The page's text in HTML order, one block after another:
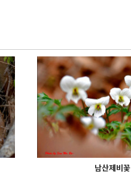
남산제비꽃